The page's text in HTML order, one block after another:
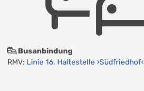
Busanbindung
RMV: Linie 16, Haltestelle ›Südfriedhof‹